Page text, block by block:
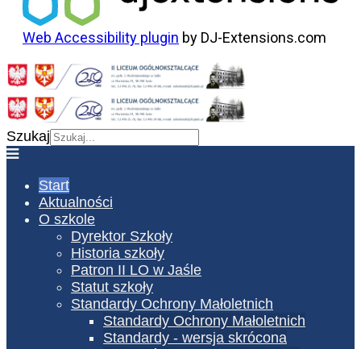
Web Accessibility plugin by DJ-Extensions.com
Szukaj
Start
Aktualności
O szkole
Dyrektor Szkoły
Historia szkoły
Patron II LO w Jaśle
Statut szkoły
Standardy Ochrony Małoletnich
Standardy Ochrony Małoletnich
Standardy - wersja skrócona